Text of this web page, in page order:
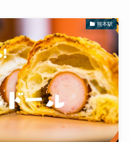
熊本駅